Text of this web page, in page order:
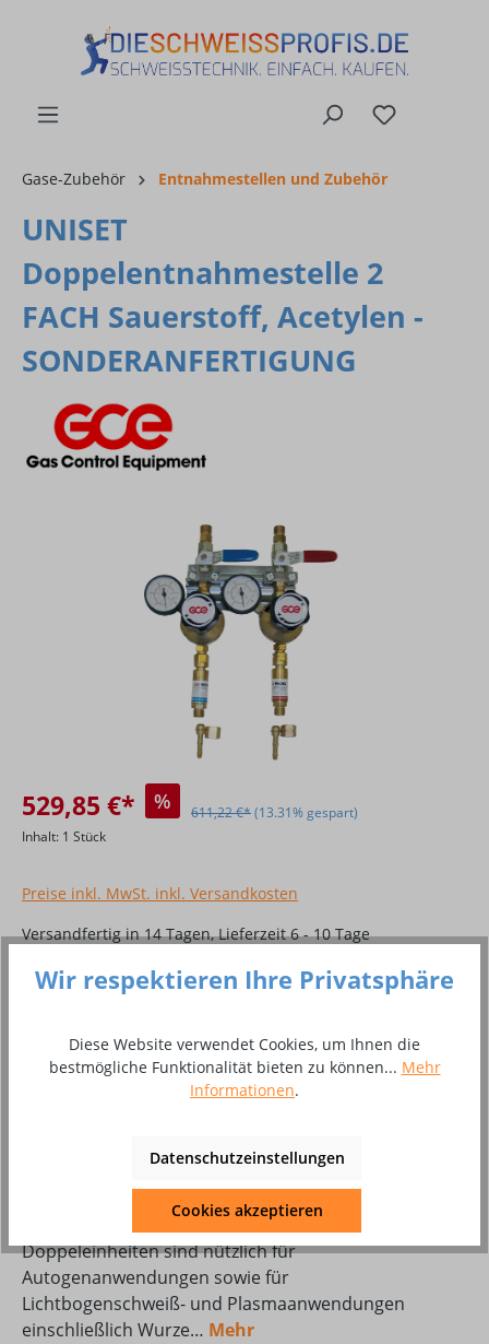
Gase-Zubehör Entnahmestellen und Zubehör
UNISET
Doppelentnahmestelle 2
FACH Sauerstoff, Acetylen -
SONDERANFERTIGUNG
Bildergalerie überspringen
529,85 €* % 611,22 €*(13.31% gespart)
Inhalt: 1 Stück
Preise inkl. MwSt. inkl. Versandkosten
Versandfertig in 14 Tagen, Lieferzeit 6 - 10 Tage
Produkt Anzahl: Gib den gewünschten
Stück
In den Warenkorb
Zum Merkzettel hinzufügen
Doppeleinheiten sind nützlich für
Autogenanwendungen sowie für
Lichtbogenschweiß- und Plasmaanwendungen
einschließlich Wurze… Mehr
Wir respektieren Ihre Privatsphäre
Diese Website verwendet Cookies, um Ihnen die
bestmögliche Funktionalität bieten zu können... Mehr
Informationen.
Datenschutzeinstellungen
Cookies akzeptieren